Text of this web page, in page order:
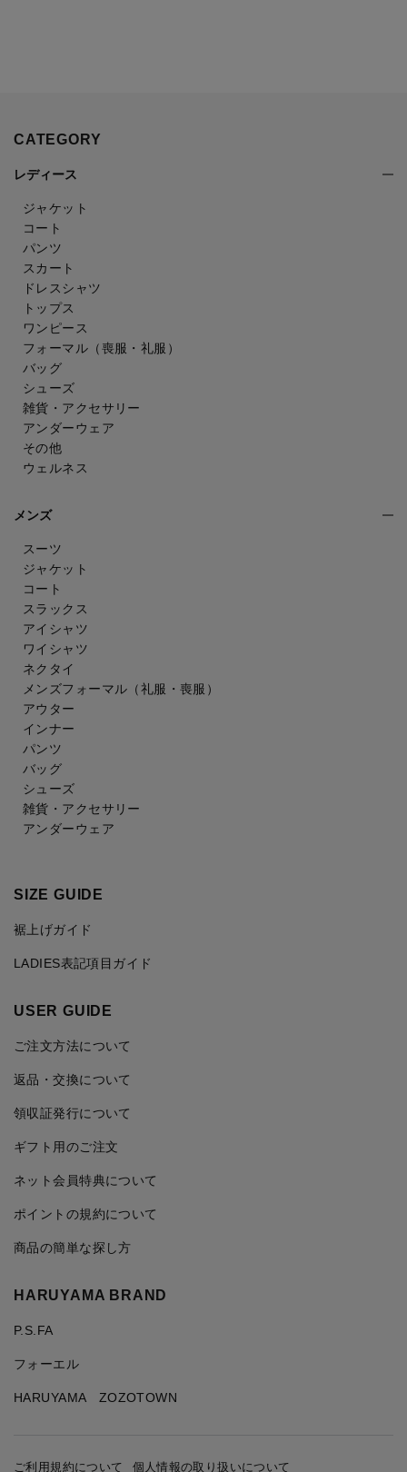
CATEGORY
レディース
ジャケット
コート
パンツ
スカート
ドレスシャツ
トップス
ワンピース
フォーマル（喪服・礼服）
バッグ
シューズ
雑貨・アクセサリー
アンダーウェア
その他
ウェルネス
メンズ
スーツ
ジャケット
コート
スラックス
アイシャツ
ワイシャツ
ネクタイ
メンズフォーマル （礼服・喪服）
アウター
インナー
パンツ
バッグ
シューズ
雑貨・アクセサリー
アンダーウェア
SIZE GUIDE
裾上げガイド
LADIES表記項目ガイド
USER GUIDE
ご注文方法について
返品・交換について
領収証発行について
ギフト用のご注文
ネット会員特典について
ポイントの規約について
商品の簡単な探し方
HARUYAMA BRAND
P.S.FA
フォーエル
HARUYAMA ZOZOTOWN
ご利用規約について 個人情報の取り扱いについて